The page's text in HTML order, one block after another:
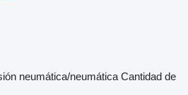
neumática/neumática Cantidad de